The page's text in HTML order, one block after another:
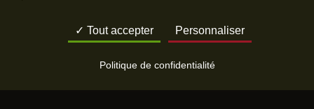
Tout accepter Personnaliser
Politique de confidentialité